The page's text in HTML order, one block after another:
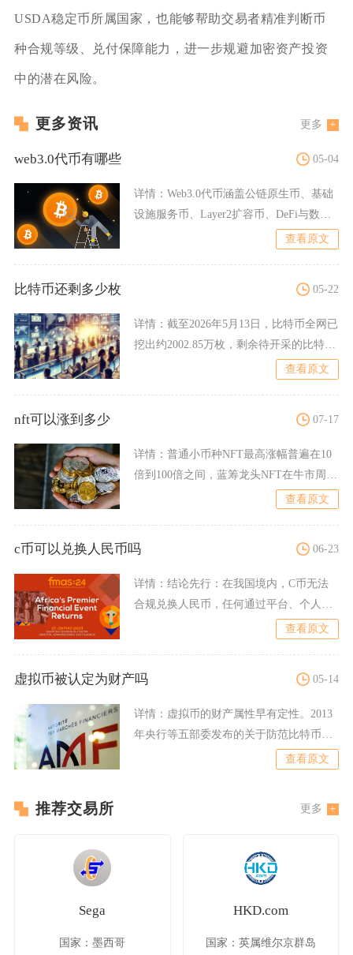
USDA稳定币所属国家，也能够帮助交易者精准判断币
种合规等级、兑付保障能力，进一步规避加密资产投资
中的潜在风险。
更多资讯 更多
web3.0代币有哪些 05-04
详情： Web3.0代币涵盖公链原生币、基础
设施服务币、Layer2扩容币、DeFi与数据
查看原文
比特币还剩多少枚 05-22
详情： 截至2026年5月13日，比特币全网已
挖出约2002.85万枚，剩余待开采的比特币
查看原文
nft可以涨到多少 07-17
详情： 普通小币种NFT最高涨幅普遍在10
倍到100倍之间，蓝筹龙头NFT在牛市周期
查看原文
c币可以兑换人民币吗 06-23
详情： 结论先行：在我国境内，C币无法
合规兑换人民币，任何通过平台、个人场
查看原文
虚拟币被认定为财产吗 05-14
详情： 虚拟币的财产属性早有定性。2013
年央行等五部委发布的关于防范比特币风
查看原文
推荐交易所 更多
Sega
国家：墨西哥
HKD.com
国家：英属维尔京群岛